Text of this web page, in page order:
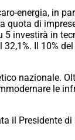
energia, in
di
investirà in
Il 10%
nazionale.
le
il Presidente